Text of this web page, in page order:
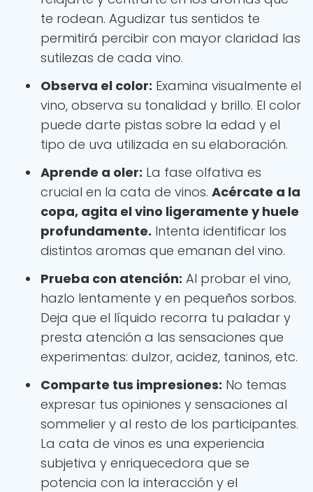
te rodean. Agudizar tus sentidos te
permitirá percibir con mayor claridad las
sutilezas de cada vino.
Observa el color: Examina visualmente el
vino, observa su tonalidad y brillo. El color
puede darte pistas sobre la edad y el
tipo de uva utilizada en su elaboración.
Aprende a oler: La fase olfativa es
crucial en la cata de vinos. Acércate a la
copa, agita el vino ligeramente y huele
profundamente. Intenta identificar los
distintos aromas que emanan del vino.
Prueba con atención: Al probar el vino,
hazlo lentamente y en pequeños sorbos.
Deja que el líquido recorra tu paladar y
presta atención a las sensaciones que
experimentas: dulzor, acidez, taninos, etc.
Comparte tus impresiones: No temas
expresar tus opiniones y sensaciones al
sommelier y al resto de los participantes.
La cata de vinos es una experiencia
subjetiva y enriquecedora que se
potencia con la interacción y el